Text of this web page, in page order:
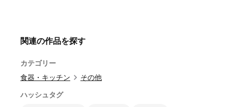
関連の作品を探す
カテゴリー
食器・キッチン
その他
ハッシュタグ